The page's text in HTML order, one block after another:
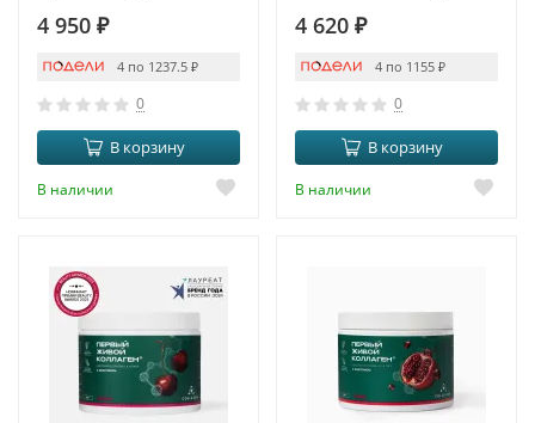
4 950 ₽
4 по 1237.5 ₽
0
В корзину
В наличии
4 620 ₽
4 по 1155 ₽
0
В корзину
В наличии